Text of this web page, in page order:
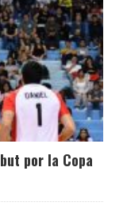
por la Copa